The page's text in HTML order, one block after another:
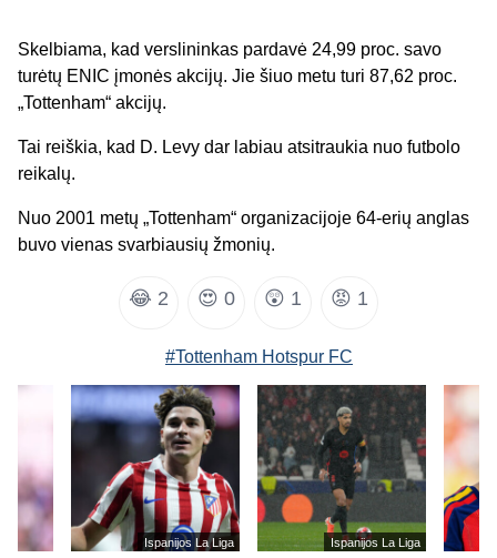
Skelbiama, kad verslininkas pardavė 24,99 proc. savo
turėtų ENIC įmonės akcijų. Jie šiuo metu turi 87,62 proc.
„Tottenham“ akcijų.
Tai reiškia, kad D. Levy dar labiau atsitraukia nuo futbolo
reikalų.
Nuo 2001 metų „Tottenham“ organizacijoje 64-erių anglas
buvo vienas svarbiausių žmonių.
😂 2 😍 0 😲 1 😡 1
#Tottenham Hotspur FC
Ispanijos La Liga Ispanijos La Liga